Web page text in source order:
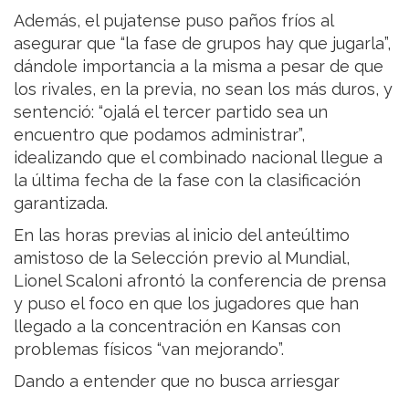
Además, el pujatense puso paños fríos al
asegurar que “la fase de grupos hay que jugarla”,
dándole importancia a la misma a pesar de que
los rivales, en la previa, no sean los más duros, y
sentenció: “ojalá el tercer partido sea un
encuentro que podamos administrar”,
idealizando que el combinado nacional llegue a
la última fecha de la fase con la clasificación
garantizada.
En las horas previas al inicio del anteúltimo
amistoso de la Selección previo al Mundial,
Lionel Scaloni afrontó la conferencia de prensa
y puso el foco en que los jugadores que han
llegado a la concentración en Kansas con
problemas físicos “van mejorando”.
Dando a entender que no busca arriesgar